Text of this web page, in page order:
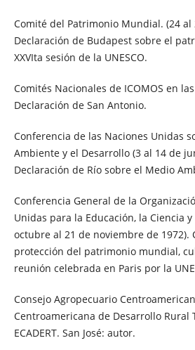
Comité del Patrimonio Mundial. (24 al
Declaración de Budapest sobre el
XXVIta sesión de la UNESCO.
Comités Nacionales de ICOMOS en
Declaración de San Antonio.
Conferencia de las Naciones Unidas
Ambiente y el Desarrollo (3 al 14 de
Declaración de Río sobre el Medio
Conferencia General de la
Unidas para la Educación, la Ciencia
octubre al 21 de noviembre de 1972).
protección del patrimonio mundial,
reunión celebrada en Paris por la
Consejo Agropecuario
Centroamericana de Desarrollo Rural
ECADERT. San José: autor.